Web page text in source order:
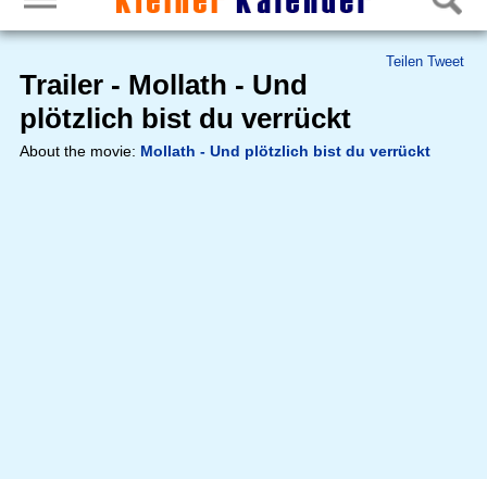
Teilen Tweet
Trailer - Mollath - Und
plötzlich bist du verrückt
About the movie: Mollath - Und plötzlich bist du verrückt